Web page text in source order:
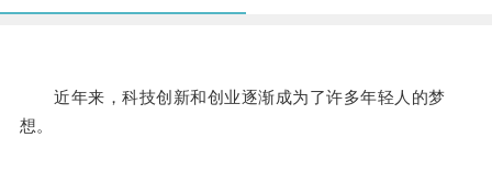
近年来，科技创新和创业逐渐成为了许多年轻人的梦
想。